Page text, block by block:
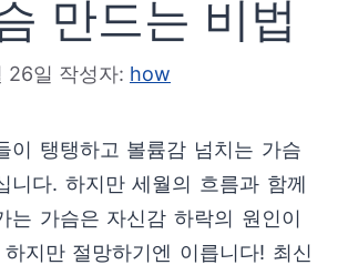
만드는 비법
26일 작성자: how
이 탱탱하고 볼륨감 넘치는 가슴
니다. 하지만 세월의 흐름과 함께
는 가슴은 자신감 하락의 원인이
지만 절망하기엔 이릅니다! 최신